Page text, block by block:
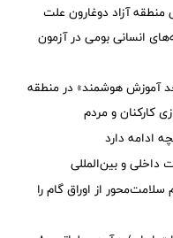
آزاد دوغارون علت
انسانی بومی در آزمون
آموزش هوشمند» در منطقه
کارکنان و مردم
ادامه دارد
داخلی و بین‌المللی
سلامت‌محور از اوراق گام را